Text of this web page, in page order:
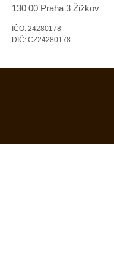
130 00 Praha 3 Žižkov
IČO: 24280178
DIČ: CZ24280178